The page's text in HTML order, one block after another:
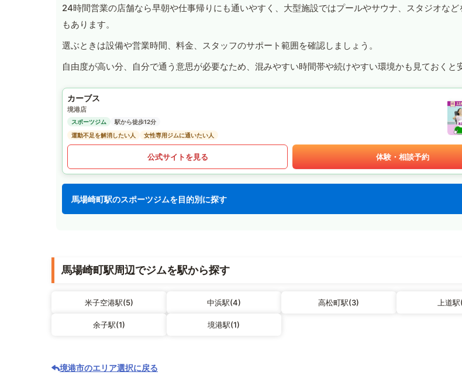
24時間営業の店舗なら早朝や仕事帰りにも通いやすく、大型施設ではプールやサウナ、スタジオなど
もあります。
選ぶときは設備や営業時間、料金、スタッフのサポート範囲を確認しましょう。
自由度が高い分、自分で通う意思が必要なため、混みやすい時間帯や続けやすい環境かも見ておくと
カーブス
境港店
スポーツジム
駅から徒歩12分
運動不足を解消したい人
女性専用ジムに通いたい人
公式サイトを見る 体験・相談予約
馬場崎町駅のスポーツジムを目的別に探す
馬場崎町駅周辺でジムを駅から探す
米子空港駅(5) 中浜駅(4) 高松町駅(3) 上道駅
余子駅(1) 境港駅(1)
境港市のエリア選択に戻る